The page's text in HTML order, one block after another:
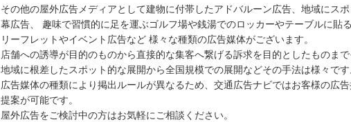
その他の屋外広告メディアとして建物に付帯したアドバルーン広告、地域にス
幕広告、 趣味で習慣的に足を運ぶゴルフ場や銭湯でのロッカーやテーブルに貼
リーフレットやイベント広告など 様々な種類の広告媒体がございます。
店舗への誘導が目的のものから直接的な集客へ繋げる訴求を目的としたものま
地域に根差したスポット的な展開から全国規模での展開などその手法は様々で
広告媒体の種類により掲出ルールが異なるため、交通広告ナビではお客様の広
提案が可能です。
屋外広告をご検討中の方はお気軽にご相談ください。